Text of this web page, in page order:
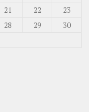
21 22
23
28 29
30